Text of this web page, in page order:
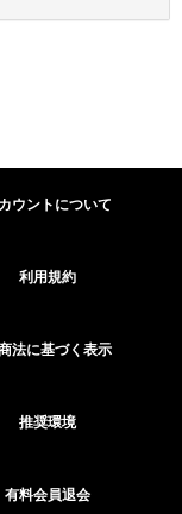
ウントについて
利用規約
法に基づく表示
推奨環境
有料会員退会